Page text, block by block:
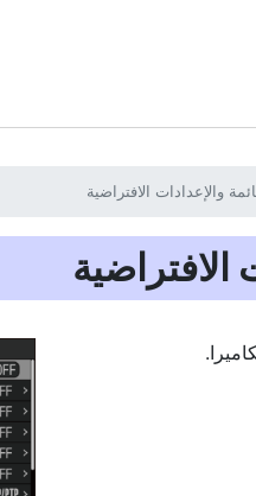
والإعدادات الافتراضية
الافتراضية